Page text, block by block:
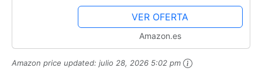
Vitaminas y Minerales Esenciales |
Aporta Energía, Fuerza y Vitalidad |...
VER OFERTA
Amazon.es
Amazon price updated: julio 28, 2026 5:02 pm